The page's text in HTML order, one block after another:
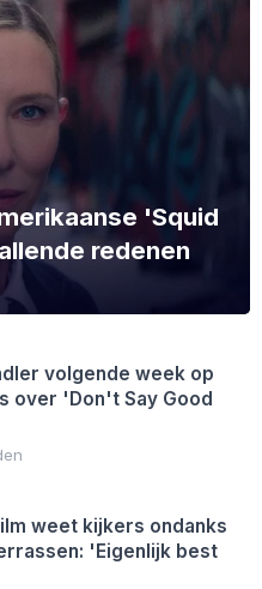
'Squid
redenen
volgende week op
over 'Don't Say Good
weet kijkers ondanks
'Eigenlijk best